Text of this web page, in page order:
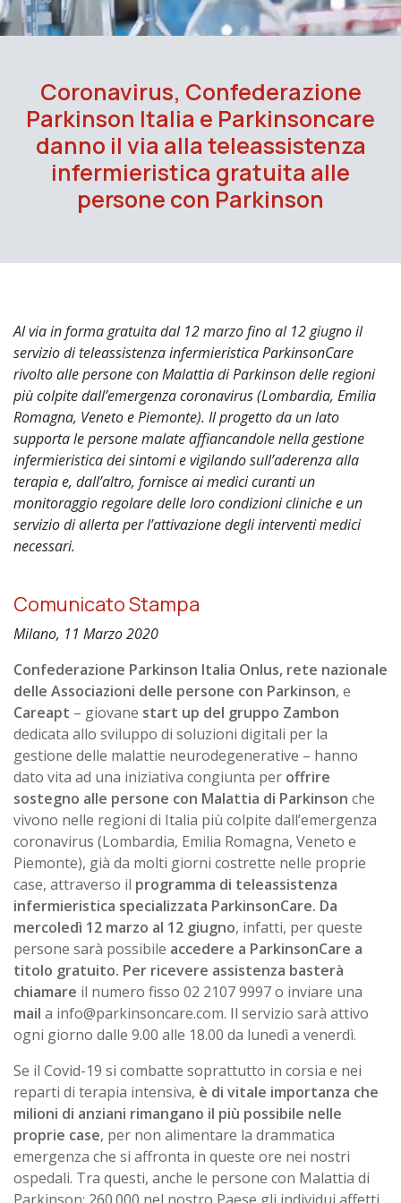
Coronavirus, Confederazione
Parkinson Italia e Parkinsoncare
danno il via alla teleassistenza
infermieristica gratuita alle
persone con Parkinson
Al via in forma gratuita dal 12 marzo fino al 12 giugno il
servizio di teleassistenza infermieristica ParkinsonCare
rivolto alle persone con Malattia di Parkinson delle regioni
più colpite dall’emergenza coronavirus (Lombardia, Emilia
Romagna, Veneto e Piemonte). Il progetto da un lato
supporta le persone malate affiancandole nella gestione
infermieristica dei sintomi e vigilando sull’aderenza alla
terapia e, dall’altro, fornisce ai medici curanti un
monitoraggio regolare delle loro condizioni cliniche e un
servizio di allerta per l’attivazione degli interventi medici
necessari.
Comunicato Stampa
Milano, 11 Marzo 2020
Confederazione Parkinson Italia Onlus, rete nazionale
delle Associazioni delle persone con Parkinson, e
Careapt – giovane start up del gruppo Zambon
dedicata allo sviluppo di soluzioni digitali per la
gestione delle malattie neurodegenerative – hanno
dato vita ad una iniziativa congiunta per offrire
sostegno alle persone con Malattia di Parkinson che
vivono nelle regioni di Italia più colpite dall’emergenza
coronavirus (Lombardia, Emilia Romagna, Veneto e
Piemonte), già da molti giorni costrette nelle proprie
case, attraverso il programma di teleassistenza
infermieristica specializzata ParkinsonCare. Da
mercoledì 12 marzo al 12 giugno, infatti, per queste
persone sarà possibile accedere a ParkinsonCare a
titolo gratuito. Per ricevere assistenza basterà
chiamare il numero fisso 02 2107 9997 o inviare una
mail a info@parkinsoncare.com. Il servizio sarà attivo
ogni giorno dalle 9.00 alle 18.00 da lunedì a venerdì.
Se il Covid-19 si combatte soprattutto in corsia e nei
reparti di terapia intensiva, è di vitale importanza che
milioni di anziani rimangano il più possibile nelle
proprie case, per non alimentare la drammatica
emergenza che si affronta in queste ore nei nostri
ospedali. Tra questi, anche le persone con Malattia di